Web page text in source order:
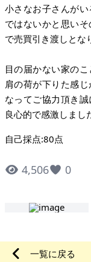
小さなお子さんが
ではないかと思い
で売買引き渡しとな
目の届かない家の
肩の荷が下りた感
なってご協力頂き
良心的で感激しまし
自己採点:80点
4,506 0
一覧に戻る